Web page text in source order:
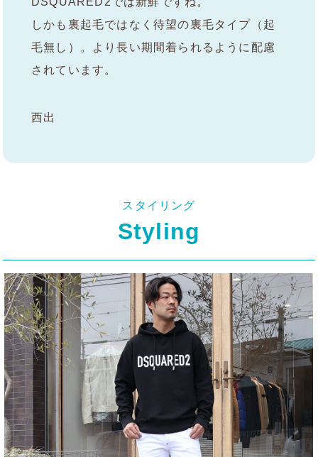
しかも裏起毛ではなく待望の裏毛タイプ（起
毛無し）。より長い期間着られるように配慮
されています。
西出
スタイリング
Styling